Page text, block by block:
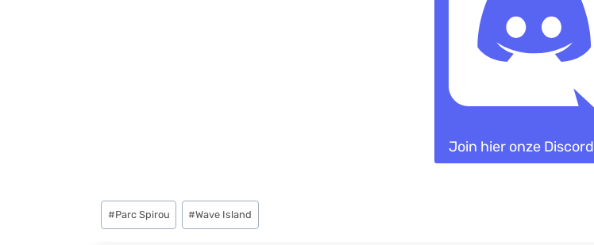
Join hier onze Discord
Bericht
tags:
#Parc Spirou #Wave Island